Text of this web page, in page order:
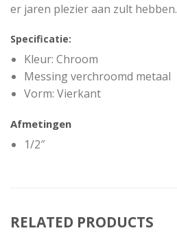
er jaren plezier aan zult hebben.
Specificatie:
Kleur: Chroom
Messing verchroomd metaal
Vorm: Vierkant
Afmetingen
1/2″
RELATED PRODUCTS